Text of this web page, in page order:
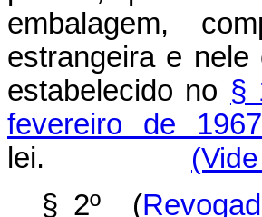
embalagem,
estrangeira e nele
estabelecido no §
fevereiro de 1967
lei.
§ 2º (